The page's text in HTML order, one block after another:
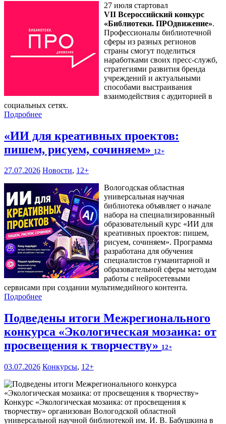
27 июля стартовал
VII Всероссийский конкурс
«Библиотеки. ПРОдвижение».
Профессионалы библиотечной
сферы из разных регионов
страны смогут поделиться
наработками своих пресс-служб,
стратегиями развития бренда
учреждений и актуальными
способами выстраивания
взаимодействия с аудиторией в
социальных сетях.
Подробнее
«ИИ для креативных проектов:
пишем, рисуем, сочиняем» 12+
27.07.2026 Новости, 12+
Вологодская областная
универсальная научная
библиотека объявляет о начале
набора на специализированный
образовательный курс «ИИ для
креативных проектов: пишем,
рисуем, сочиняем». Программа
разработана для обучения
специалистов гуманитарной и
образовательной сферы методам
работы с нейросетевыми
сервисами при создании мультимедийного контента.
Подробнее
Подведены итоги Межрегионального
конкурса «Экологическая мозаика: от
просвещения к творчеству» 12+
03.07.2026 Конкурсы, 12+
Конкурс «Экологическая мозаика: от просвещения к
творчеству» организован Вологодской областной
универсальной научной библиотекой им. И. В. Бабушкина в